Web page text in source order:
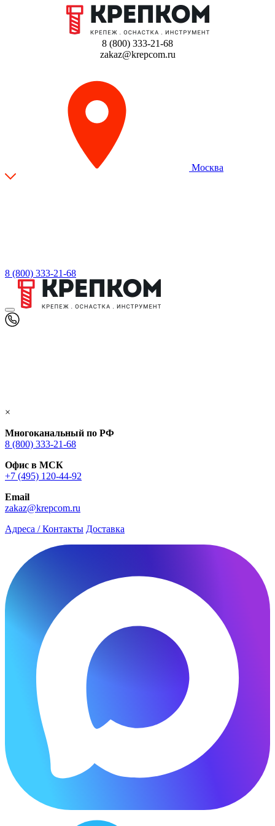
8 (800) 333-21-68
zakaz@krepcom.ru
Москва
8 (800) 333-21-68
×
Многоканальный по РФ
8 (800) 333‑21-68
Офис в МСК
+7 (495) 120-44-92
Email
zakaz@krepcom.ru
Адреса / Контакты Доставка